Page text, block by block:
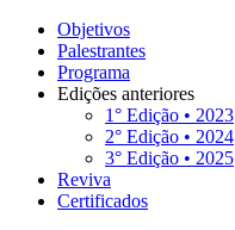
Objetivos
Palestrantes
Programa
Edições anteriores
1° Edição • 2023
2° Edição • 2024
3° Edição • 2025
Reviva
Certificados